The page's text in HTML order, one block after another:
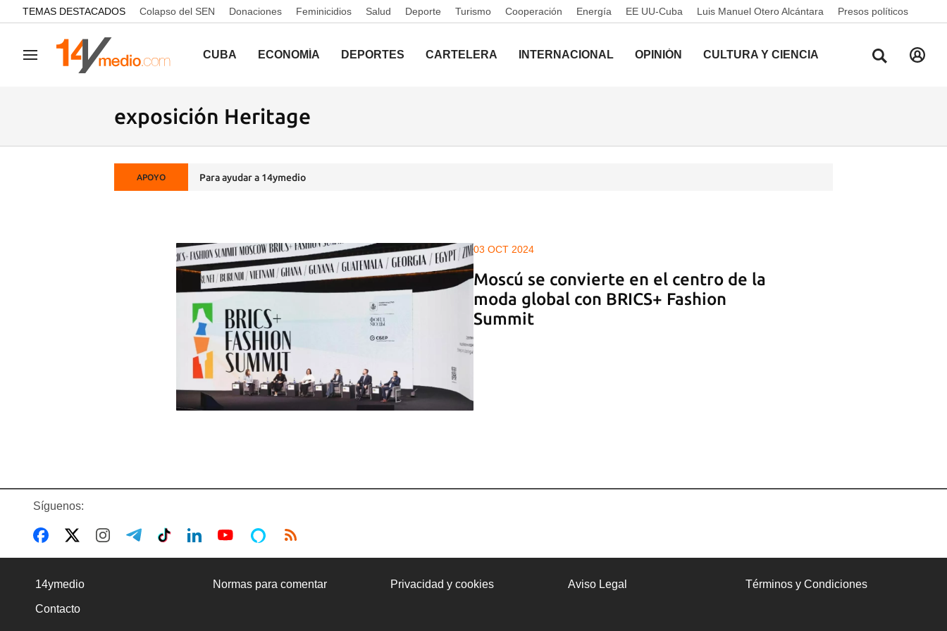
common.go-to-content
TEMAS DESTACADOS Colapso del SEN Donaciones Feminicidios Salud Deporte Turismo Cooperación Energía EE UU-Cuba Luis Manuel Otero Alcántara Presos políticos
Navegación CUBA ECONOMÍA DEPORTES CARTELERA INTERNACIONAL OPINIÓN CULTURA Y CIENCIA
exposición Heritage
APOYO Para ayudar a 14ymedio
03 OCT 2024
Moscú se convierte en el centro de la
moda global con BRICS+ Fashion
Summit
Síguenos:
14ymedio Normas para comentar Privacidad y cookies Aviso Legal Términos y Condiciones
Contacto